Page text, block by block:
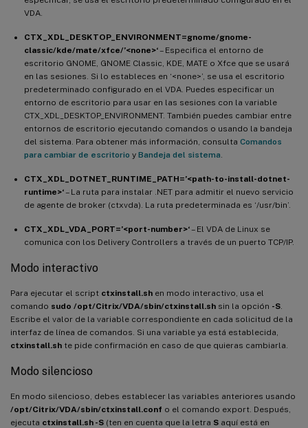
VDA.
CTX_XDL_DESKTOP_ENVIRONMENT=gnome/gnome-
classic/kde/mate/xfce/’<none>‘– Especifica el entorno de
escritorio GNOME, GNOME Classic, KDE, MATE o Xfce que se usará
en las sesiones. Si lo estableces en ‘<none>’, se usa el escritorio
predeterminado configurado en el VDA. Puedes especificar un
entorno de escritorio para usar en las sesiones con la variable
CTX_XDL_DESKTOP_ENVIRONMENT. También puedes cambiar entre
entornos de escritorio ejecutando comandos o usando la bandeja
del sistema. Para obtener más información, consulta Comandos
para cambiar de escritorio y Bandeja del sistema
CTX_XDL_DOTNET_RUNTIME_PATH=’<path-to-install-dotnet-
runtime>‘– La ruta para instalar .NET para admitir el nuevo servicio
de agente de broker (ctxvda). La ruta predeterminada es ‘/usr/bin’.
CTX_XDL_VDA_PORT=’<port-number>‘– El VDA de Linux se
comunica con los Delivery Controllers a través de un puerto TCP/IP.
Modo interactivo
Para ejecutar el script ctxinstall.sh en modo interactivo, usa el
comando sudo /opt/Citrix/VDA/sbin/ctxinstall.sh sin la opción -S
Escribe el valor de la variable correspondiente en cada solicitud de la
interfaz de línea de comandos. Si una variable ya está establecida,
ctxinstall.sh te pide confirmación en caso de que quieras cambiarla.
Modo silencioso
En modo silencioso, debes establecer las variables anteriores usando
/opt/Citrix/VDA/sbin/ctxinstall.conf o el comando export. Después,
ejecuta ctxinstall.sh -S (ten en cuenta que la letra S aquí está en